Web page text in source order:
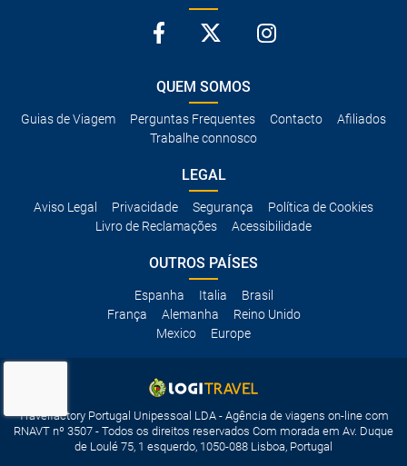
QUEM SOMOS
Guias de Viagem Perguntas Frequentes Contacto
Afiliados
Trabalhe connosco
LEGAL
Aviso Legal Privacidade Segurança
Política de Cookies
Livro de Reclamações
Acessibilidade
OUTROS PAÍSES
Espanha Italia
Brasil
França
Alemanha
Reino Unido
Mexico
Europe
Travelfactory Portugal Unipessoal LDA - Agência de viagens on-line com
RNAVT nº 3507 - Todos os direitos reservados Com morada em Av. Duque
de Loulé 75, 1 esquerdo, 1050-088 Lisboa, Portugal